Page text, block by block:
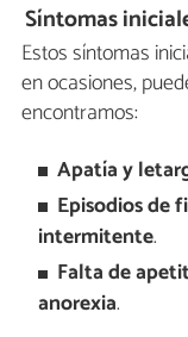
Síntomas
Estos síntomas
en ocasiones,
encontramos:
Apatía y
Episodios de
intermitente.
Falta de
anorexia.